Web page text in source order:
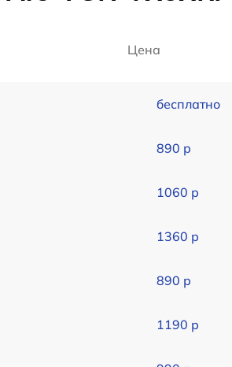
Цена
бесплатно
890 р
1060 р
1360 р
890 р
1190 р